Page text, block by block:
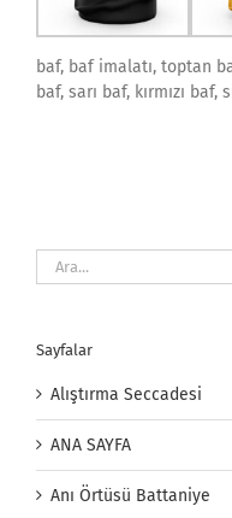
baf, baf imalatı, toptan
baf, sarı baf, kırmızı
Ara:
Sayfalar
Alıştırma Seccadesi
ANA SAYFA
Anı Örtüsü Battaniye